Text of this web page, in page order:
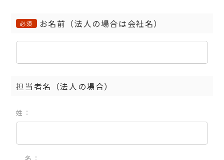
必須 お名前（法人の場合は会社名）
担当者名（法人の場合）
姓：